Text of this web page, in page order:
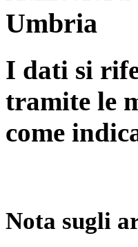
Umbria
I dati si
tramite le
come
Nota sugli